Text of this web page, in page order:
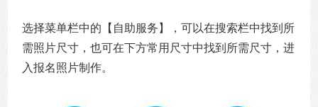
选择菜单栏中的【自助服务】，可以在搜索栏中找到所
需照片尺寸，也可在下方常用尺寸中找到所需尺寸，进
入报名照片制作。